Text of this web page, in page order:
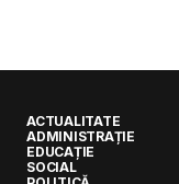
ACTUALITATE
ADMINISTRAȚIE
EDUCAȚIE
SOCIAL